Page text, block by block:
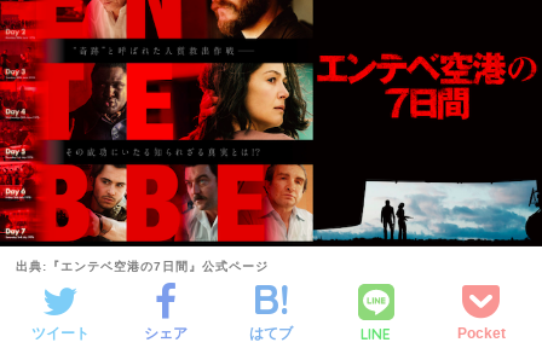
出典:『エンテベ空港の7日間』公式ページ
ツイート シェア はてブ LINE Pocket